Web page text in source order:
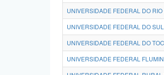
UNIVERSIDADE FEDERAL DO
UNIVERSIDADE FEDERAL DO
UNIVERSIDADE FEDERAL DO
UNIVERSIDADE FEDERAL